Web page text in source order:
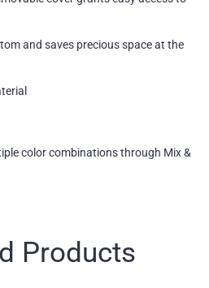
and saves precious space at the
color combinations through Mix &
Products